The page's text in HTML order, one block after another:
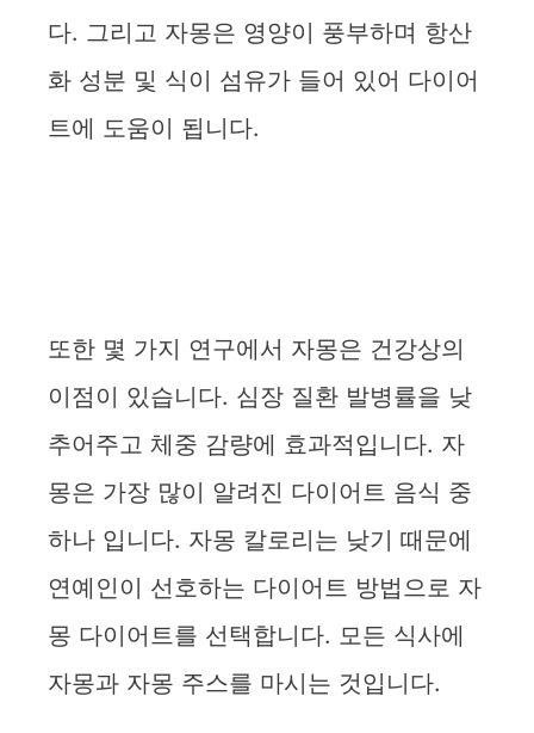
다. 그리고 자몽은 영양이 풍부하며 항산
화 성분 및 식이 섬유가 들어 있어 다이어
트에 도움이 됩니다.
또한 몇 가지 연구에서 자몽은 건강상의
이점이 있습니다. 심장 질환 발병률을 낮
추어주고 체중 감량에 효과적입니다. 자
몽은 가장 많이 알려진 다이어트 음식 중
하나 입니다. 자몽 칼로리는 낮기 때문에
연예인이 선호하는 다이어트 방법으로 자
몽 다이어트를 선택합니다. 모든 식사에
자몽과 자몽 주스를 마시는 것입니다.